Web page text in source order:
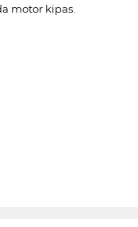
motor kipas.